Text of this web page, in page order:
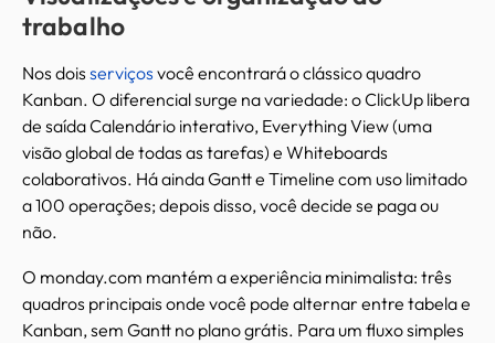
trabalho
Nos dois serviços você encontrará o clássico quadro
Kanban. O diferencial surge na variedade: o ClickUp libera
de saída Calendário interativo, Everything View (uma
visão global de todas as tarefas) e Whiteboards
colaborativos. Há ainda Gantt e Timeline com uso limitado
a 100 operações; depois disso, você decide se paga ou
não.
O monday.com mantém a experiência minimalista: três
quadros principais onde você pode alternar entre tabela e
Kanban, sem Gantt no plano grátis. Para um fluxo simples